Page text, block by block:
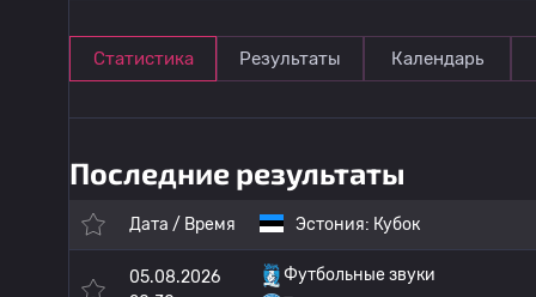
Статистика Результаты Календарь
Последние результаты
Дата / Время Эстония: Кубок
05.08.2026
Футбольные звуки